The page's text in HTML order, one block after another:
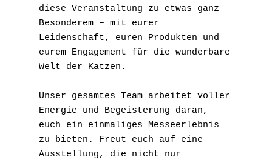
diese Veranstaltung zu etwas ganz
Besonderem – mit eurer
Leidenschaft, euren Produkten und
eurem Engagement für die wunderbare
Welt der Katzen.
Unser gesamtes Team arbeitet voller
Energie und Begeisterung daran,
euch ein einmaliges Messeerlebnis
zu bieten. Freut euch auf eine
Ausstellung, die nicht nur